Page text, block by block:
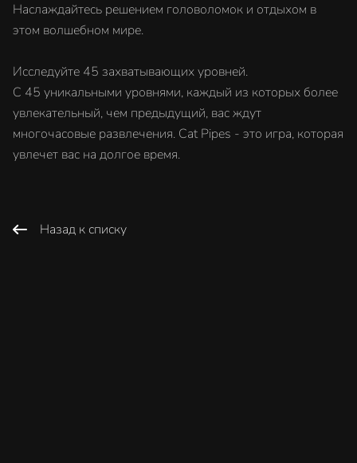
Наслаждайтесь решением головоломок и отдыхом в
этом волшебном мире.
Исследуйте 45 захватывающих уровней.
С 45 уникальными уровнями, каждый из которых более
увлекательный, чем предыдущий, вас ждут
многочасовые развлечения. Cat Pipes - это игра, которая
увлечет вас на долгое время.
Назад к списку